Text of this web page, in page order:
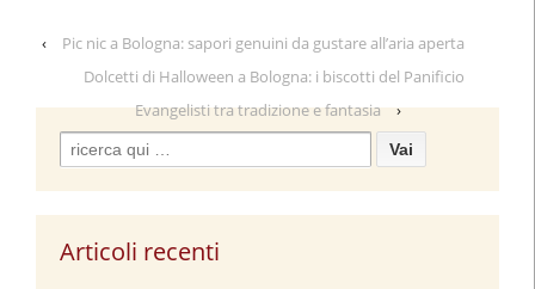
‹
Pic nic a Bologna: sapori genuini da gustare all’aria aperta
Dolcetti di Halloween a Bologna: i biscotti del Panificio
Evangelisti tra tradizione e fantasia ›
Search
for:
Articoli recenti